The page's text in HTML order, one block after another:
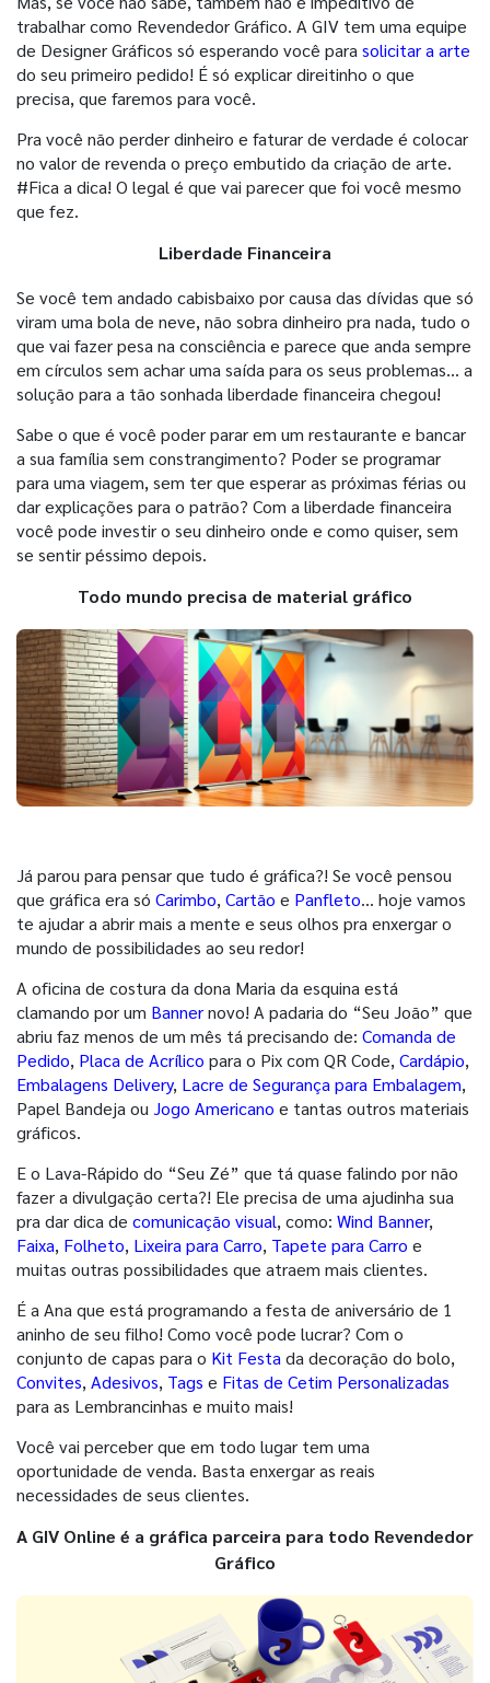
trabalhar como Revendedor Gráfico. A GIV tem uma equipe
de Designer Gráficos só esperando você parasolicitar a arte
do seu primeiro pedido! É só explicar direitinho o que
precisa, que faremos para você.
Pra você não perder dinheiro e faturar de verdade é colocar
no valor de revenda o preço embutido da criação de arte.
#Fica a dica! O legal é que vai parecer que foi você mesmo
que fez.
Liberdade Financeira
Se você tem andado cabisbaixo por causa das dívidas que só
viram uma bola de neve, não sobra dinheiro pra nada, tudo o
que vai fazer pesa na consciência e parece que anda sempre
em círculos sem achar uma saída para os seus problemas… a
solução para a tão sonhada liberdade financeira chegou!
Sabe o que é você poder parar em um restaurante e bancar
a sua família sem constrangimento? Poder se programar
para uma viagem, sem ter que esperar as próximas férias ou
dar explicações para o patrão? Com a liberdade financeira
você pode investir o seu dinheiro onde e como quiser, sem
se sentir péssimo depois.
Todo mundo precisa de material gráfico
Já parou para pensar que tudo é gráfica?! Se você pensou
que gráfica era só Carimbo,Cartão e Panfleto… hoje vamos
te ajudar a abrir mais a mente e seus olhos pra enxergar o
mundo de possibilidades ao seu redor!
A oficina de costura da dona Maria da esquina está
clamando por um Bannernovo! A padaria do “Seu João” que
abriu faz menos de um mês tá precisando de: Comanda de
Pedido, Placa de Acrílico para o Pix com QR Code,Cardápio,
Embalagens Delivery, Lacre de Segurança para Embalagem,
Papel Bandeja ouJogo Americano e tantas outros materiais
gráficos.
E o Lava-Rápido do “Seu Zé” que tá quase falindo por não
fazer a divulgação certa?! Ele precisa de uma ajudinha sua
pra dar dica de comunicação visual, como: Wind Banner,
Faixa, Folheto, Lixeira para Carro, Tapete para Carro e
muitas outras possibilidades que atraem mais clientes.
É a Ana que está programando a festa de aniversário de 1
aninho de seu filho! Como você pode lucrar? Com o
conjunto de capas para o Kit Festada decoração do bolo,
Convites,Adesivos, Tags e Fitas de Cetim Personalizadas
para as Lembrancinhas e muito mais!
Você vai perceber que em todo lugar tem uma
oportunidade de venda. Basta enxergar as reais
necessidades de seus clientes.
A GIV Online é a gráfica parceira para todo Revendedor
Gráfico